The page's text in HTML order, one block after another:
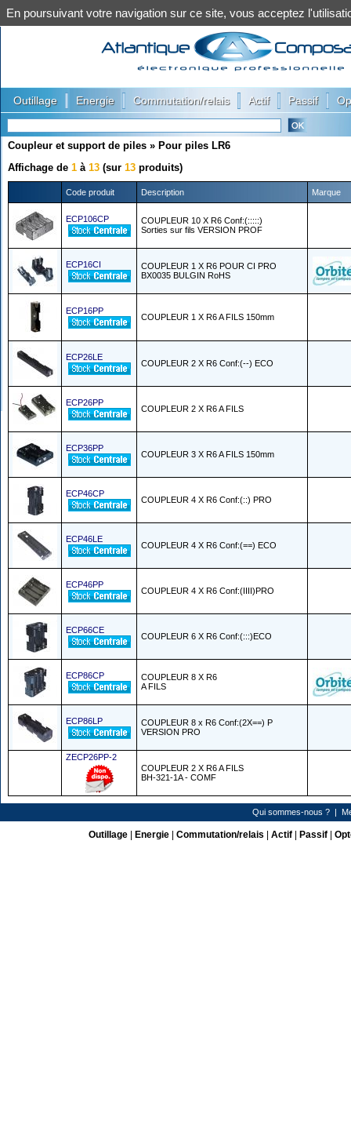
Outillage Energie Commutation/relais Actif Passif
Coupleur et support de piles » Pour piles LR6
Affichage de 1 à 13 (sur 13 produits)
Code produit Description Marque
ECP106CP
COUPLEUR 10 X R6 Conf:(:::::)
Sorties sur fils VERSION PROF
ECP16CI
COUPLEUR 1 X R6 POUR CI PRO
BX0035 BULGIN RoHS
ECP16PP
COUPLEUR 1 X R6 A FILS 150mm
ECP26LE
COUPLEUR 2 X R6 Conf:(--) ECO
ECP26PP
COUPLEUR 2 X R6 A FILS
ECP36PP
COUPLEUR 3 X R6 A FILS 150mm
ECP46CP
COUPLEUR 4 X R6 Conf:(::) PRO
ECP46LE
COUPLEUR 4 X R6 Conf:(==) ECO
ECP46PP
COUPLEUR 4 X R6 Conf:(IIII)PRO
ECP66CE
COUPLEUR 6 X R6 Conf:(:::)ECO
ECP86CP
COUPLEUR 8 X R6
A FILS
ECP86LP
COUPLEUR 8 x R6 Conf:(2X==) P
VERSION PRO
ZECP26PP-2
COUPLEUR 2 X R6 A FILS
BH-321-1A - COMF
Qui sommes-nous ? |
Outillage| Energie| Commutation/relais Actif| Passif|
En poursuivant votre navigation sur ce site, vous acceptez